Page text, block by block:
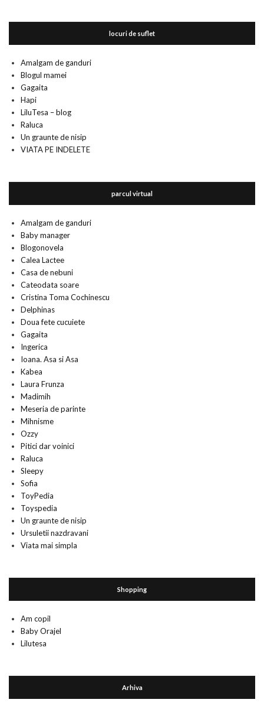
locuri de suflet
Amalgam de ganduri
Blogul mamei
Gagaita
Hapi
LiluTesa – blog
Raluca
Un graunte de nisip
VIATA PE INDELETE
parcul virtual
Amalgam de ganduri
Baby manager
Blogonovela
Calea Lactee
Casa de nebuni
Cateodata soare
Cristina Toma Cochinescu
Delphinas
Doua fete cucuiete
Gagaita
Ingerica
Ioana. Asa si Asa
Kabea
Laura Frunza
Madimih
Meseria de parinte
Mihnisme
Ozzy
Pitici dar voinici
Raluca
Sleepy
Sofia
ToyPedia
Toyspedia
Un graunte de nisip
Ursuletii nazdravani
Viata mai simpla
Shopping
Am copil
Baby Orajel
Lilutesa
Arhiva